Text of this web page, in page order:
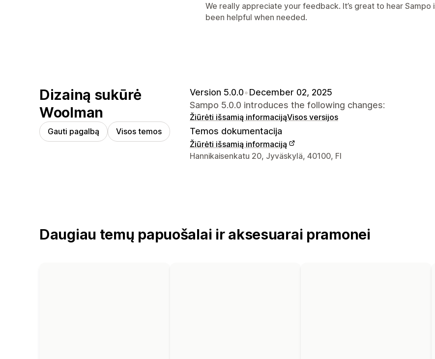
We really appreciate your feedback. It’s great to hear
been helpful when needed.
Dizainą sukūrė
Woolman
Gauti pagalbą Visos temos
Version 5.0.0•December 02, 2025
Sampo 5.0.0 introduces the following changes:
Žiūrėti išsamią informacijąVisos versijos
Temos dokumentacija
Žiūrėti išsamią informaciją
Kūrėjo kontaktiniai duomenys
Hannikaisenkatu 20, Jyväskylä, 40100, FI
Daugiau temų papuošalai ir aksesuarai pramonei